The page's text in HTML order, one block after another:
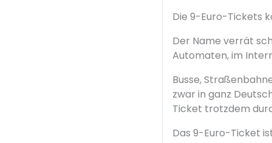
Die 9-Euro-Tickets
Der Name verrät
Automaten, im
Busse,
zwar in ganz
Ticket trotzdem
Das 9-Euro-Ticket